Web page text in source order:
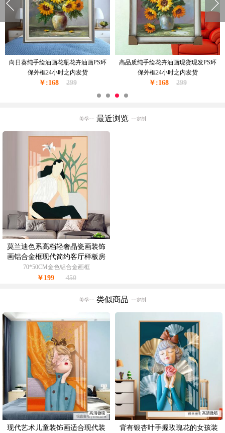
窗台边上的花瓶花卉油画纯手绘油画
现货现发金色实木外框24小时之内发
货
￥:228 350
现货现发纯手绘花绘油画卧室挂画厚
油厚肌理油画实木外框24小时之内发
货
￥:228 350
最近浏览
莫兰迪色系高档轻奢晶瓷画装饰
画铝合金框现代简约客厅样板房
抽象玄关走廊挂画
70*50CM金色铝合金画框
￥199 450
类似商品
高清微喷
现代艺术儿童装饰画适合现代装
高清微喷
背有银杏叶手握玫瑰花的女孩装